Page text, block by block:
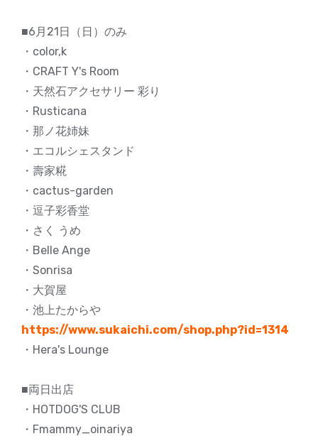
■6月21日（日）のみ
・color,k
・CRAFT Y's Room
・天然石アクセサリー 彩り
・Rusticana
・那ノ花姉妹
・エコルシェスタンド
・壽家糀
・cactus-garden
・逗子彩香堂
・さく うめ
・Belle Ange
・Sonrisa
・大賀屋
・池上たからや
https://www.sukaichi.com/shop.php?id=1314
・Hera's Lounge
■両日出店
・HOTDOG'S CLUB
・Fmammy_oinariya